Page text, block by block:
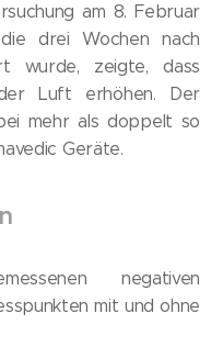
am 8. Februar
die drei Wochen nach
wurde, zeigte, dass
Luft erhöhen. Der
mehr als doppelt so
Geräte.
negativen
mit und ohne